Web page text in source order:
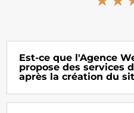
Est-ce que l'Agence
propose des services
après la création du